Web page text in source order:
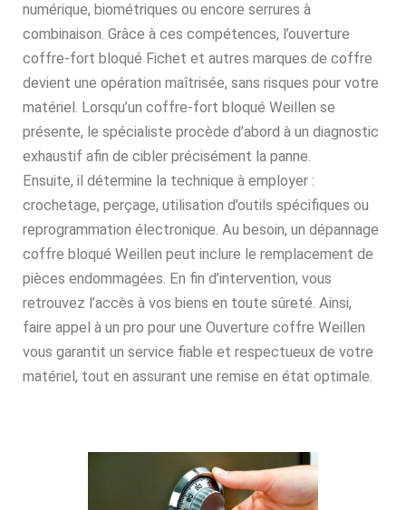
numérique, biométriques ou encore serrures à
combinaison. Grâce à ces compétences, l’ouverture
coffre-fort bloqué Fichet et autres marques de coffre
devient une opération maîtrisée, sans risques pour votre
matériel. Lorsqu’un coffre-fort bloqué Weillen se
présente, le spécialiste procède d’abord à un diagnostic
exhaustif afin de cibler précisément la panne.
Ensuite, il détermine la technique à employer :
crochetage, perçage, utilisation d’outils spécifiques ou
reprogrammation électronique. Au besoin, un dépannage
coffre bloqué Weillen peut inclure le remplacement de
pièces endommagées. En fin d’intervention, vous
retrouvez l’accès à vos biens en toute sûreté. Ainsi,
faire appel à un pro pour une Ouverture coffre Weillen
vous garantit un service fiable et respectueux de votre
matériel, tout en assurant une remise en état optimale.